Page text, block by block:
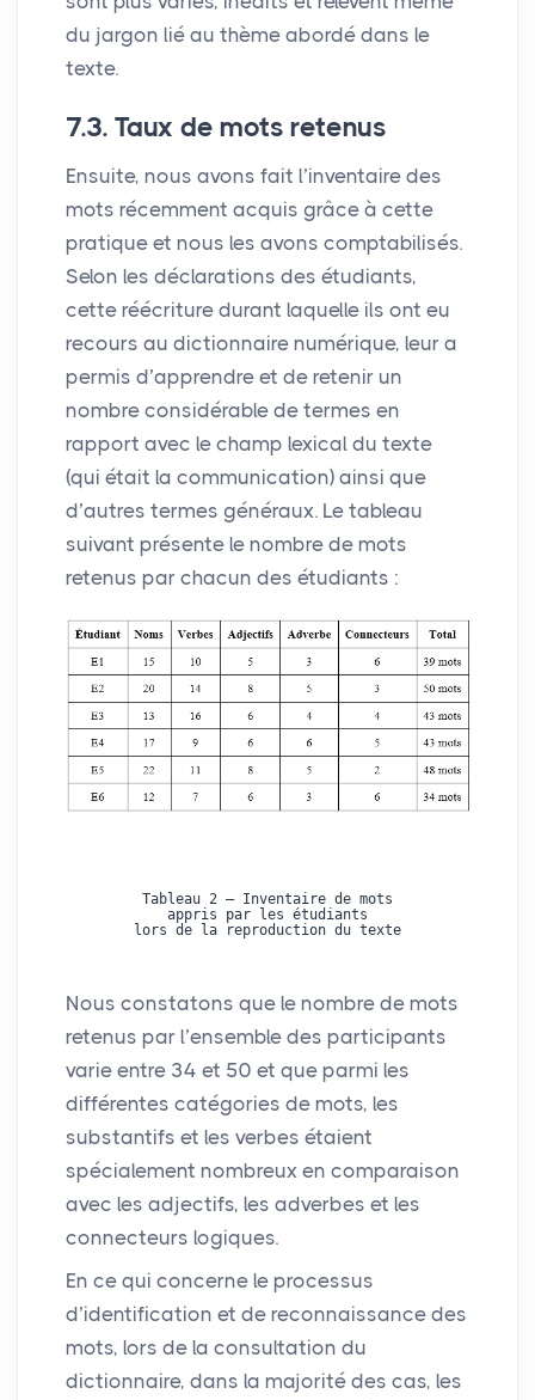
du jargon lié au thème abordé dans le
texte.
7.3. Taux de mots retenus
Ensuite, nous avons fait l’inventaire des
mots récemment acquis grâce à cette
pratique et nous les avons comptabilisés.
Selon les déclarations des étudiants,
cette réécriture durant laquelle ils ont eu
recours au dictionnaire numérique, leur a
permis d’apprendre et de retenir un
nombre considérable de termes en
rapport avec le champ lexical du texte
(qui était la communication) ainsi que
d’autres termes généraux. Le tableau
suivant présente le nombre de mots
retenus par chacun des étudiants :
Tableau 2 – Inventaire de mots
appris par les étudiants
lors de la reproduction du texte
Nous constatons que le nombre de mots
retenus par l’ensemble des participants
varie entre 34 et 50 et que parmi les
différentes catégories de mots, les
substantifs et les verbes étaient
spécialement nombreux en comparaison
avec les adjectifs, les adverbes et les
connecteurs logiques.
En ce qui concerne le processus
d’identification et de reconnaissance des
mots, lors de la consultation du
dictionnaire, dans la majorité des cas, les